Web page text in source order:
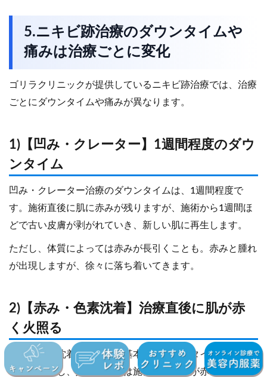
5.ニキビ跡治療のダウンタイムや
痛みは治療ごとに変化
ゴリラクリニックが提供しているニキビ跡治療では、治療
ごとにダウンタイムや痛みが異なります。
1)【凹み・クレーター】1週間程度のダウ
ンタイム
凹み・クレーター治療のダウンタイムは、1週間程度で
す。施術直後に肌に赤みが残りますが、施術から1週間ほ
どで古い皮膚が剥がれていき、新しい肌に再生します。
ただし、体質によっては赤みが長引くことも。赤みと腫れ
が出現しますが、徐々に落ち着いてきます。
2)【赤み・色素沈着】治療直後に肌が赤
く火照る
赤み・色素沈着の治療は、基本的にダウンタイムはありま
せん。しかし、人によっては施術直後に肌が赤く火照るこ